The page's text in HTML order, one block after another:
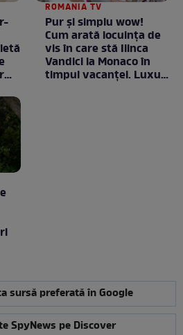
ROMANIA TV
Pur și simplu wow!
Cum arată locuința de
vis în care stă Ilinca
Vandici la Monaco în
timpul vacanței. Luxul
sursă preferată în Google
SpyNews pe Discover